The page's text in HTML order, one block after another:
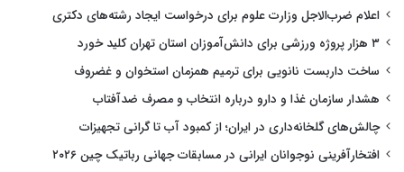
اعلام ضرب‌الاجل وزارت علوم برای درخواست ایجاد رشته‌های دکتری
۳ هزار پروژه ورزشی برای دانش‌آموزان استان تهران کلید خورد
ساخت داربست نانویی برای ترمیم همزمان استخوان و غضروف
هشدار سازمان غذا و دارو درباره انتخاب و مصرف ضدآفتاب
چالش‌های گلخانه‌داری در ایران؛ از کمبود آب تا گرانی تجهیزات
افتخارآفرینی نوجوانان ایرانی در مسابقات جهانی رباتیک چین ۲۰۲۶